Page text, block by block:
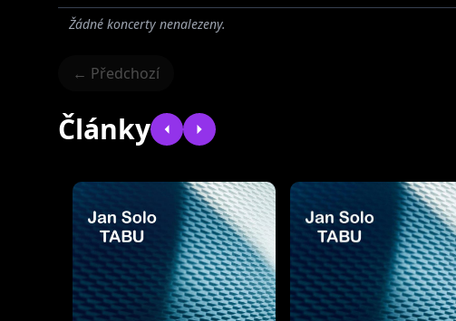
Žádné koncerty nenalezeny.
← Předchozí
Články